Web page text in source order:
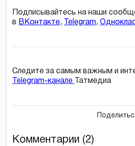
Подписывайтесь на наши
в ВКонтакте, Telegram,
Следите за самым важным и
Telegram-канале
Татмедиа
Комментарии (2)